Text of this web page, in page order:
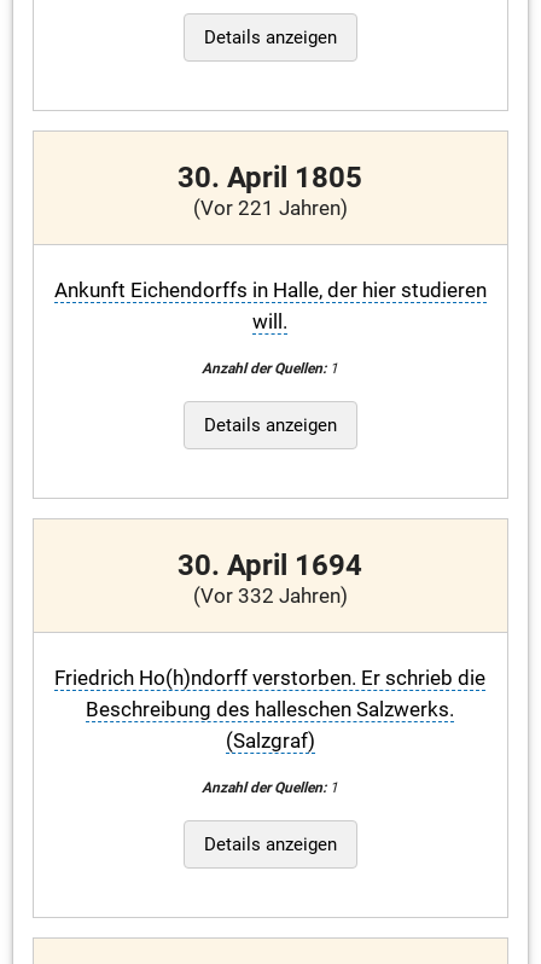
Details anzeigen
30. April 1805
(Vor 221 Jahren)
Ankunft Eichendorffs in Halle, der hier studieren
will.
Anzahl der Quellen:1
Details anzeigen
30. April 1694
(Vor 332 Jahren)
Friedrich Ho(h)ndorff verstorben. Er schrieb die
Beschreibung des halleschen Salzwerks.
(Salzgraf)
Anzahl der Quellen:1
Details anzeigen